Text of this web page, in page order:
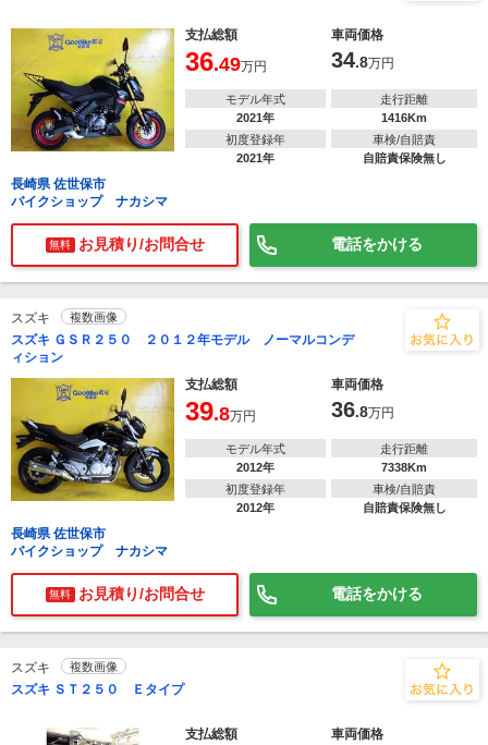
支払総額 車両価格
36.49万円 34.8万円
モデル年式
2021年
走行距離
1416Km
初度登録年
2021年
車検/自賠責
自賠責保険無し
長崎県 佐世保市
バイクショップ ナカシマ
無料 お見積り/お問合せ 電話をかける
スズキ 複数画像
スズキ ＧＳＲ２５０ ２０１２年モデル ノーマルコンデ
ィション
支払総額
車両価格
39.8万円 36.8万円
モデル年式
2012年
走行距離
7338Km
初度登録年
2012年
車検/自賠責
自賠責保険無し
長崎県 佐世保市
バイクショップ ナカシマ
無料 お見積り/お問合せ 電話をかける
スズキ 複数画像
スズキ ＳＴ２５０ Ｅタイプ
支払総額 車両価格